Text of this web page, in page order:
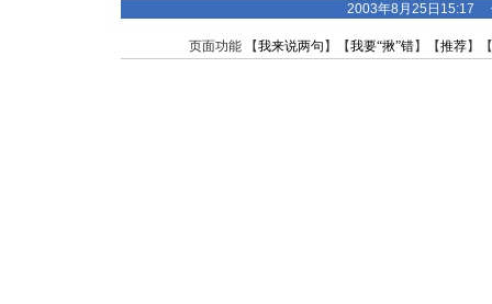
2003年8月25日15:17
页面功能 【我来说两句 】【我要“揪”错】【推荐】